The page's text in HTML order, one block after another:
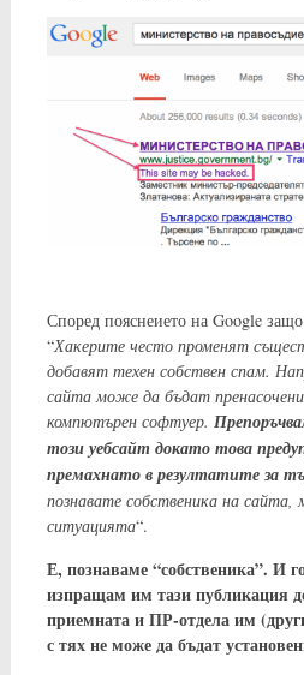
Според пояснеието на Google
“Хакерите често променят
добавят техен собствен спам.
сайта може да бъдат
компютърен софтуер.
този уебсайт докато това
премахнато в резултатите за
познавате собственика на сайта,
ситуацията“.
Е, познаваме “собственика”. И
изпращам им тази публикация
приемната и ПР-отдела им
с тях не може да бъдат